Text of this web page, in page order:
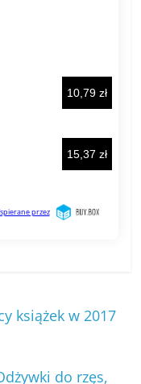
książek w 2017
do rzęs,